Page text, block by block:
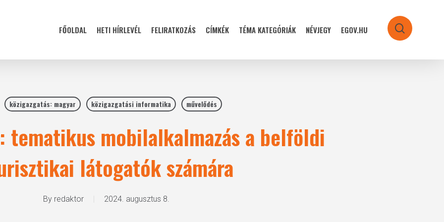
FŐOLDAL HETI HÍRLEVÉL FELIRATKOZÁS CÍMKÉK TÉMA KATEGÓRIÁK NÉVJEGY EGOV.HU search
közigazgatás: magyar közigazgatási informatika művelődés
tematikus mobilalkalmazás a belföldi
látogatók számára
By redaktor 2024. augusztus 8.